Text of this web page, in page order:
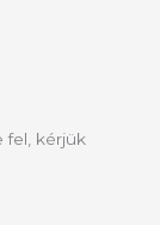
fel, kérjük